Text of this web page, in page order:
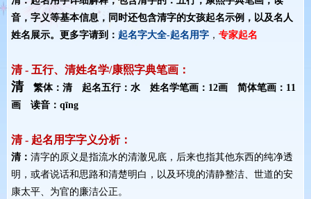
音，字义等基本信息，同时还包含清字的女孩起名示例，以及名人
姓名展示。更多字请到： 起名字大全-起名用字 ， 专家起名
清 - 五行、清姓名学/康熙字典笔画：
清繁体：清 起名五行：水 姓名学笔画：12画 简体笔画：11
画 读音：qīng
清 - 起名用字字义分析：
清： 清字的原义是指流水的清澈见底，后来也指其他东西的纯净透
明，或者说话和思路和清楚明白，以及环境的清静整洁、世道的安
康太平、为官的廉洁公正。